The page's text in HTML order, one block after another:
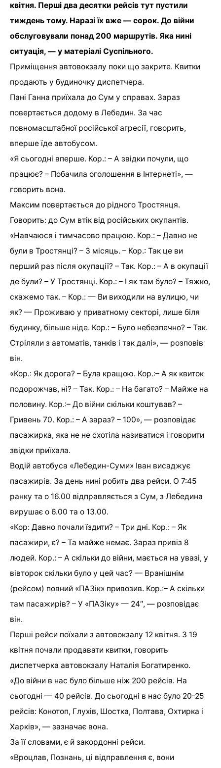
квітня. Перші два десятки рейсів тут пустили
тиждень тому. Наразі їх вже — сорок. До війни
обслуговували понад 200 маршрутів. Яка нині
ситуація, — у матеріалі Суспільного.
Приміщення автовокзалу поки що закрите. Квитки
продають у будиночку диспетчера.
Пані Ганна приїхала до Сум у справах. Зараз
повертається додому в Лебедин. За час
повномасштабної російської агресії, говорить,
вперше їде автобусом.
«Я сьогодні вперше. Кор.: – А звідки почули, що
працює? – Побачила оголошення в Інтернеті», —
говорить вона.
Максим повертається до рідного Тростянця.
Говорить: до Сум втік від російських окупантів.
«Навчаюся і тимчасово працюю. Кор.: – Давно не
були в Тростянці? – З місяць. – Кор.: Так це ви
перший раз після окупації? – Так. Кор.: – А в окупації
де були? – У Тростянці. Кор.: – І як там було? – Тяжко,
скажемо так. – Кор.: — Ви виходили на вулицю, чи
як? — Проживаю у приватному секторі, лише біля
будинку, більше ніде. Кор.: – Було небезпечно? – Так.
Стріляли з автоматів, танків і так далі», — розповів
він.
«Кор.: Як дорога? – Була кращою. Кор.:– А як квиток
подорожчав, ні? – Так. Кор.: – На багато? – Майже на
половину. Кор.:– До війни скільки коштував? –
Гривень 70. Кор.: – А зараз? – 100», — розповідає
пасажирка, яка не не схотіла називатися і говорити
звідки приїхала.
Водій автобуса «Лебедин-Суми» Іван висаджує
пасажирів. За день нині робить два рейси. О 7:45
ранку та о 16.00 відправляється з Сум, з Лебедина
вирушає о 6.00 та о 13.00.
«Кор: Давно почали їздити? – Три дні. Кор.: – Як
пасажири, є? – Та майже немає. Зараз привіз 8
людей. Кор.: – А скільки до війни, мається на увазі, у
вівторок скільки було у цей час? — Вранішнім
(рейсом) повний «ПАЗік» привозив. Кор.:– А скільки
там пасажирів? – У «ПАЗіку» — 24″, — розповідає
він.
Перші рейси поїхали з автовокзалу 12 квітня. З 19
квітня почали продавати квитки, говорить
диспетчерка автовокзалу Наталія Богатиренко.
«До війни в нас було більше ніж 200 рейсів. На
сьогодні — 40 рейсів. До сьогодні в нас було 20-25
рейсів: Конотоп, Глухів, Шостка, Полтава, Охтирка і
Харків», — зазначає вона.
За її словами, є й закордонні рейси.
«Вроцлав, Познань, ці відправлення є, вони